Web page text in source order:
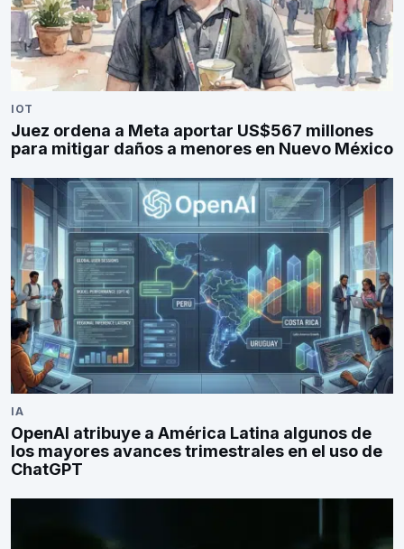
IOT
Juez ordena a Meta aportar US$567 millones
para mitigar daños a menores en Nuevo México
IA
OpenAI atribuye a América Latina algunos de
los mayores avances trimestrales en el uso de
ChatGPT